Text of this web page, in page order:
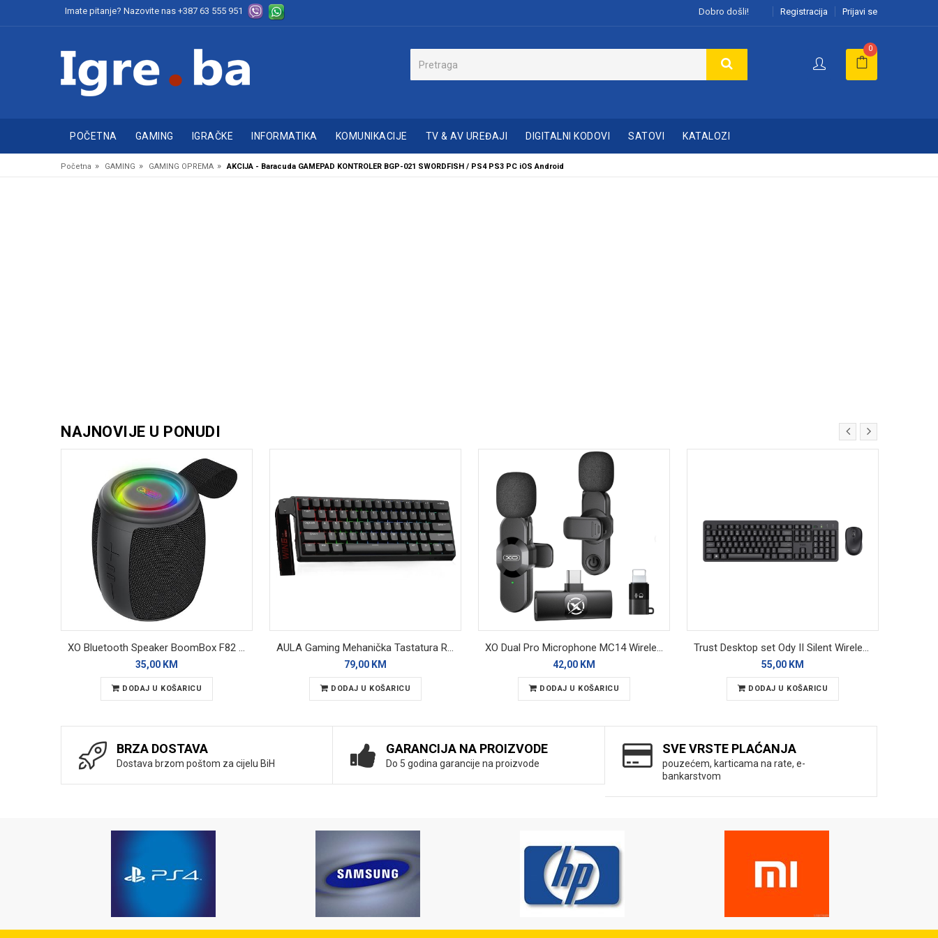
Imate pitanje? Nazovite nas +387 63 555 951 Dobro došli! Registracija Prijavi se
0
POČETNA GAMING IGRAČKE INFORMATIKA KOMUNIKACIJE TV & AV UREĐAJI DIGITALNI KODOVI SATOVI KATALOZI
Početna » GAMING » GAMING OPREMA » AKCIJA - Baracuda GAMEPAD KONTROLER BGP-021 SWORDFISH / PS4 PS3 PC iOS Android
NAJNOVIJE U PONUDI
XO Bluetooth Speaker BoomBox F82 Black RGB
35,00 KM
DODAJ U KOŠARICU
AULA Gaming Mehanička Tastatura RGB WiN60 HE
79,00 KM
DODAJ U KOŠARICU
XO Dual Pro Microphone MC14 Wireless
42,00 KM
DODAJ U KOŠARICU
Trust Desktop set Ody II Silent Wireless
55,00 KM
DODAJ U KOŠARICU
BRZA DOSTAVA
Dostava brzom poštom za cijelu BiH
GARANCIJA NA PROIZVODE
Do 5 godina garancije na proizvode
SVE VRSTE PLAĆANJA
pouzećem, karticama na rate, e-
bankarstvom